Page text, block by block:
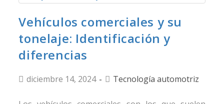
Vehículos comerciales y su
tonelaje: Identificación y
diferencias
diciembre 14, 2024 Tecnología automotriz